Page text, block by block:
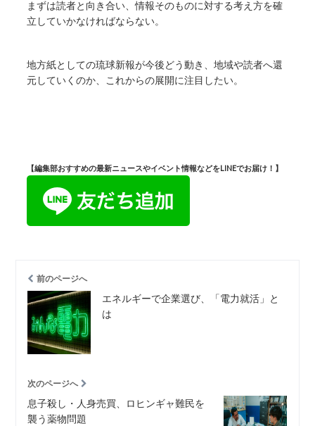
まずは読者と向き合い、情報そのものに対する考え方を確
立していかなければならない。
地方紙としての琉球新報が今後どう動き、地域や読者へ還
元していくのか、これからの展開に注目したい。
【編集部おすすめの最新ニュースやイベント情報などをLINEでお届け！】
前のページへ
エネルギーで企業選び、「電力就活」と
は
次のページへ
息子殺し・人身売買、ロヒンギャ難民を
襲う薬物問題